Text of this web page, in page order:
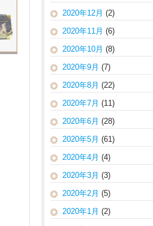
2020年12月 (2)
2020年11月 (6)
2020年10月 (8)
2020年9月 (7)
2020年8月 (22)
2020年7月 (11)
2020年6月 (28)
2020年5月 (61)
2020年4月 (4)
2020年3月 (3)
2020年2月 (5)
2020年1月 (2)